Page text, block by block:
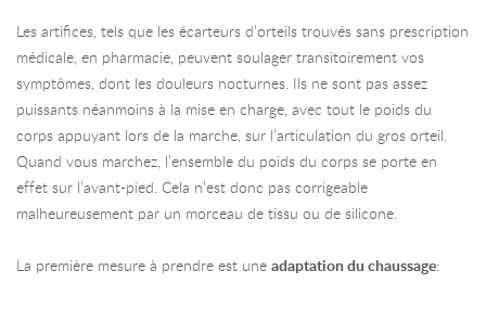
Les artifices, tels que les écarteurs d’orteils trouvés sans prescription
médicale, en pharmacie, peuvent soulager transitoirement vos
symptômes, dont les douleurs nocturnes. Ils ne sont pas assez
puissants néanmoins à la mise en charge, avec tout le poids du
corps appuyant lors de la marche, sur l’articulation du gros orteil.
Quand vous marchez, l’ensemble du poids du corps se porte en
effet sur l’avant-pied. Cela n’est donc pas corrigeable
malheureusement par un morceau de tissu ou de silicone.
La première mesure à prendre est une adaptation du chaussage: